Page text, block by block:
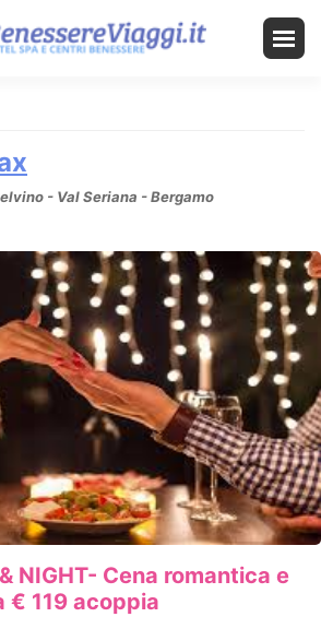
- Val Seriana - Bergamo
NIGHT- Cena romantica e
€ 119 acoppia